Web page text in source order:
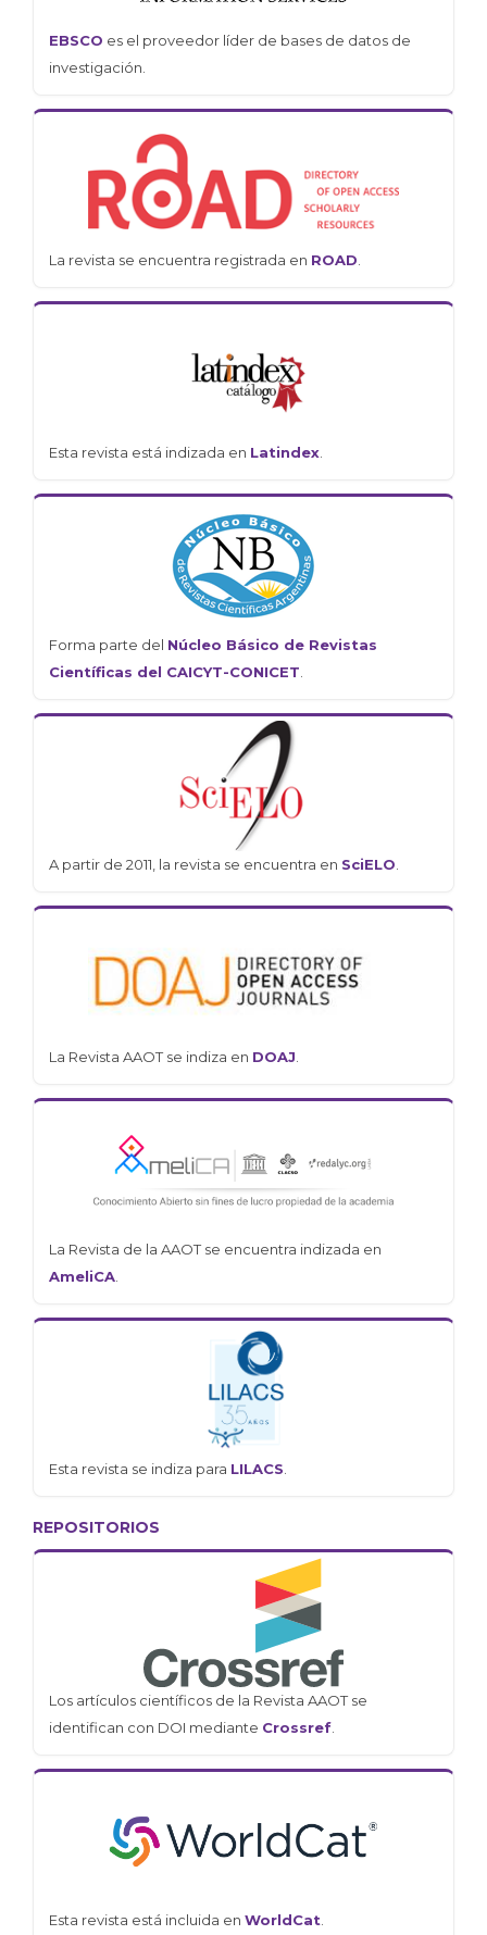
EBSCO es el proveedor líder de bases de datos de
investigación.
La revista se encuentra registrada en ROAD.
Esta revista está indizada en Latindex.
Forma parte del Núcleo Básico de Revistas
Científicas del CAICYT-CONICET.
A partir de 2011, la revista se encuentra en SciELO.
La Revista AAOT se indiza en DOAJ.
La Revista de la AAOT se encuentra indizada en
AmeliCA.
Esta revista se indiza para LILACS.
REPOSITORIOS
Los artículos científicos de la Revista AAOT se
identifican con DOI mediante Crossref.
Esta revista está incluida en WorldCat.